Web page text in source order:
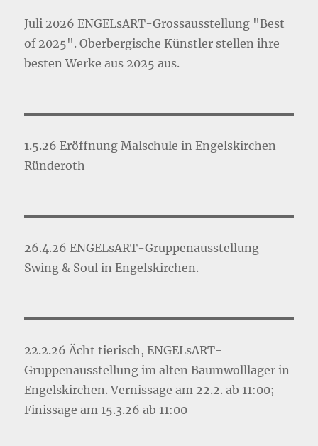
Juli 2026 ENGELsART-Grossausstellung "Best
of 2025". Oberbergische Künstler stellen ihre
besten Werke aus 2025 aus.
1.5.26 Eröffnung Malschule in Engelskirchen-
Ründeroth
26.4.26 ENGELsART-Gruppenausstellung
Swing & Soul in Engelskirchen.
22.2.26 Ächt tierisch, ENGELsART-
Gruppenausstellung im alten Baumwolllager in
Engelskirchen. Vernissage am 22.2. ab 11:00;
Finissage am 15.3.26 ab 11:00